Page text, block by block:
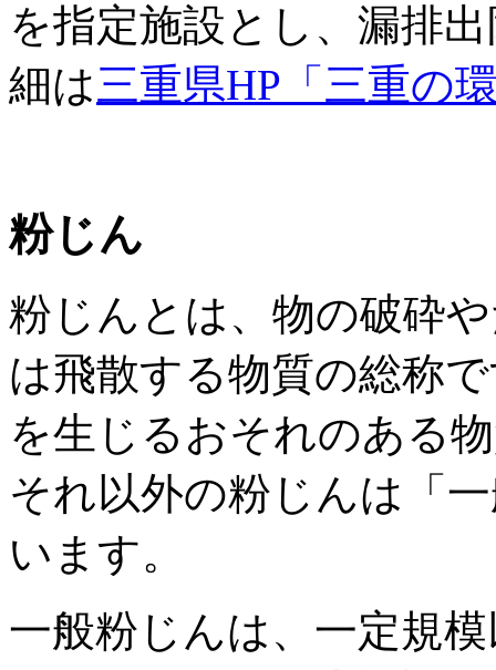
を指定施設とし、漏排
細は三重県HP「三重の
粉じん
粉じんとは、物の破砕
は飛散する物質の総称
を生じるおそれのある
それ以外の粉じんは「
います。
一般粉じんは、一定規